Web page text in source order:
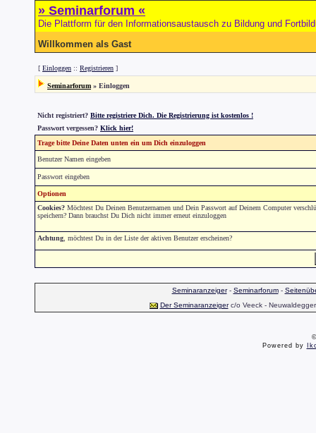
» Seminarforum «
Die Plattform für den Informationsaustausch zu Bildung und
Willkommen als Gast
[ Einloggen :: Registrieren ]
Seminarforum » Einloggen
Nicht registriert? Bitte registriere Dich. Die Registrierung ist kostenlos !
Passwort vergessen? Klick hier!
Trage bitte Deine Daten unten ein um Dich einzuloggen
Benutzer Namen eingeben
Passwort eingeben
Optionen
Cookies? Möchtest Du Deinen Benutzernamen und Dein Passwort auf Deinem Computer
speichern? Dann brauchst Du Dich nicht immer erneut einzuloggen
Achtung , möchtest Du in der Liste der aktiven Benutzer erscheinen?
Seminaranzeiger- Seminarforum-
Der Seminaranzeigerc/o Veeck -
Powered by